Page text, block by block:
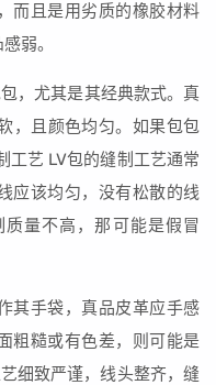
而且是用劣质的橡胶材料
弱。
，尤其是其经典款式。真
，且颜色均匀。如果包包
工艺 LV包的缝制工艺通常
应该均匀，没有松散的线
量不高，那可能是假冒
其手袋，真品皮革应手感
粗糙或有色差，则可能是
细致严谨，线头整齐，缝